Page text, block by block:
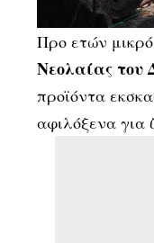
Προ ετών
Νεολαίας του
προϊόντα
αφιλόξενα για